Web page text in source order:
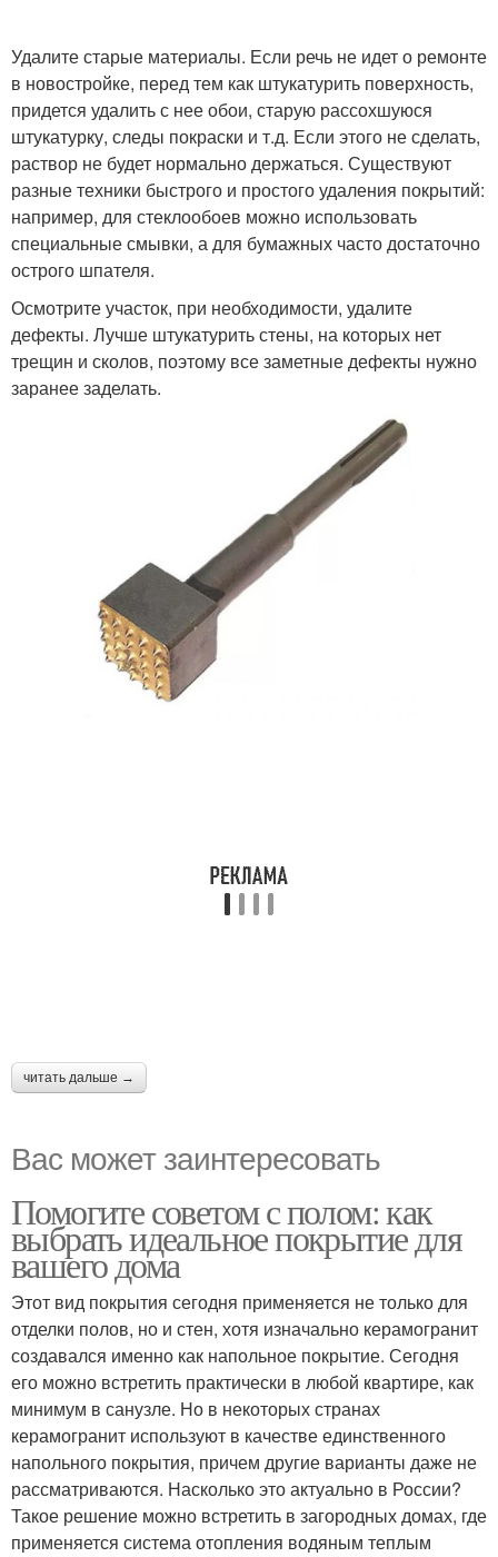
Удалите старые материалы. Если речь не идет о ремонте
в новостройке, перед тем как штукатурить поверхность,
придется удалить с нее обои, старую рассохшуюся
штукатурку, следы покраски и т.д. Если этого не сделать,
раствор не будет нормально держаться. Существуют
разные техники быстрого и простого удаления покрытий:
например, для стеклообоев можно использовать
специальные смывки, а для бумажных часто достаточно
острого шпателя.
Осмотрите участок, при необходимости, удалите
дефекты. Лучше штукатурить стены, на которых нет
трещин и сколов, поэтому все заметные дефекты нужно
заранее заделать.
читать дальше →
Вас может заинтересовать
Помогите советом с полом: как
выбрать идеальное покрытие для
вашего дома
Этот вид покрытия сегодня применяется не только для
отделки полов, но и стен, хотя изначально керамогранит
создавался именно как напольное покрытие. Сегодня
его можно встретить практически в любой квартире, как
минимум в санузле. Но в некоторых странах
керамогранит используют в качестве единственного
напольного покрытия, причем другие варианты даже не
рассматриваются. Насколько это актуально в России?
Такое решение можно встретить в загородных домах, где
применяется система отопления водяным теплым